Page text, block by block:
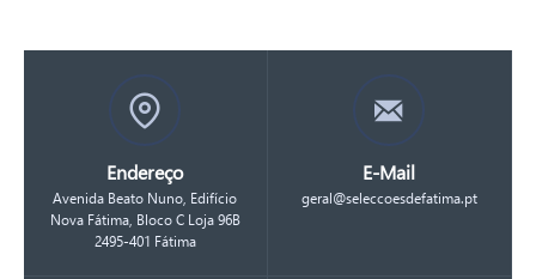
Endereço
Avenida Beato Nuno, Edifício
Nova Fátima, Bloco C Loja 96B
2495-401 Fátima
E-Mail
geral@seleccoesdefatima.pt